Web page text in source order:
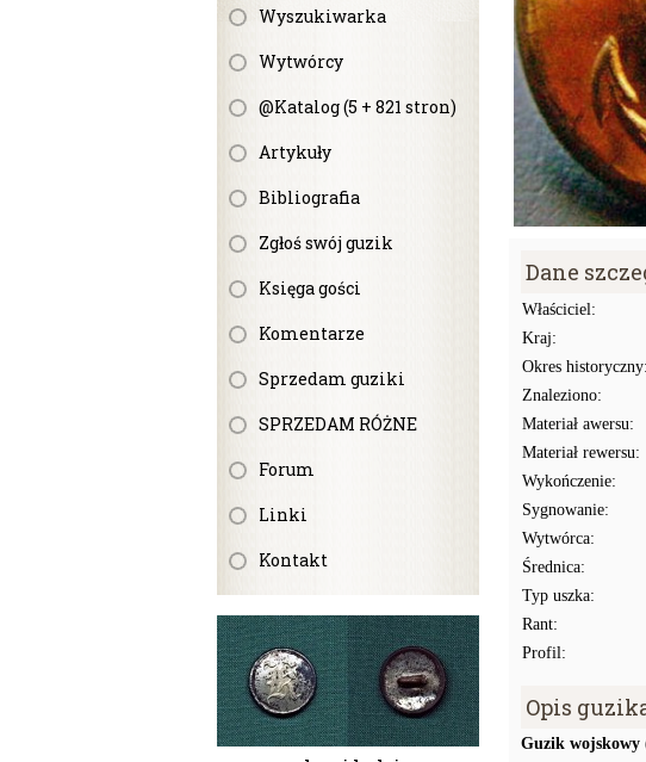
Wyszukiwarka
Wytwórcy
@Katalog (5 + 821 stron)
Artykuły
Bibliografia
Zgłoś swój guzik
Księga gości
Komentarze
Sprzedam guziki
SPRZEDAM RÓŻNE
Forum
Linki
Kontakt
Dane
Właściciel:
Kraj:
Okres historyczny:
Znaleziono:
Materiał awersu:
Materiał rewersu:
Wykończenie:
Sygnowanie:
Wytwórca:
Średnica:
Typ uszka:
Rant:
Profil:
Opis
Guzik wojskowy